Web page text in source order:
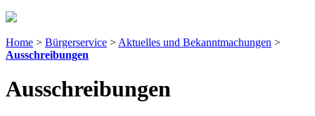
Home > Bürgerservice > Aktuelles und Bekanntmachungen >
Ausschreibungen
Ausschreibungen